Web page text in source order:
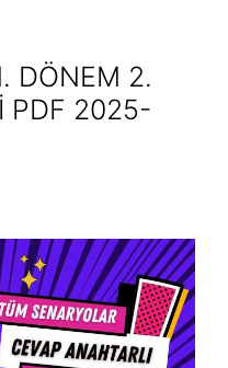
DÖNEM 2.
PDF 2025-